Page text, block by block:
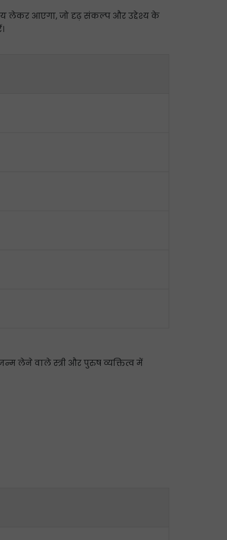
लेकर आएगा, जो दृढ़ संकल्प और उद्देश्य के
लेने वाले स्त्री और पुरुष व्यक्तित्व में